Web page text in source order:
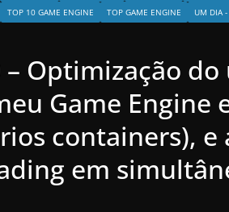
TOP 10 GAME ENGINE TOP GAME ENGINE UM DIA
– Optimização
Game Engine
containers),
em